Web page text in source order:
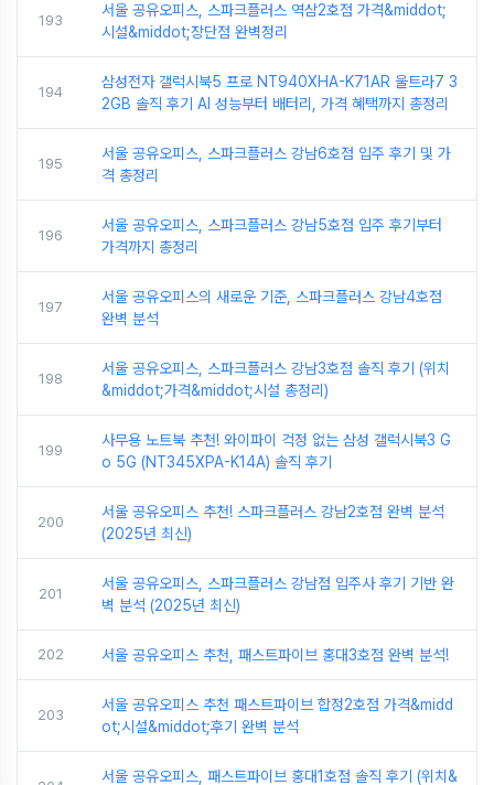
193
서울 공유오피스, 스파크플러스 역삼2호점 가격&middot;
시설&middot;장단점 완벽정리
194
삼성전자 갤럭시북5 프로 NT940XHA-K71AR 울트라7 3
2GB 솔직 후기 AI 성능부터 배터리, 가격 혜택까지 총정리
195
서울 공유오피스, 스파크플러스 강남6호점 입주 후기 및 가
격 총정리
196
서울 공유오피스, 스파크플러스 강남5호점 입주 후기부터
가격까지 총정리
197
서울 공유오피스의 새로운 기준, 스파크플러스 강남4호점
완벽 분석
198
서울 공유오피스, 스파크플러스 강남3호점 솔직 후기 (위치
&middot;가격&middot;시설 총정리)
199
사무용 노트북 추천! 와이파이 걱정 없는 삼성 갤럭시북3 G
o 5G (NT345XPA-K14A) 솔직 후기
200
서울 공유오피스 추천! 스파크플러스 강남2호점 완벽 분석
(2025년 최신)
201
서울 공유오피스, 스파크플러스 강남점 입주사 후기 기반 완
벽 분석 (2025년 최신)
202 서울 공유오피스 추천, 패스트파이브 홍대3호점 완벽 분석!
203
서울 공유오피스 추천 패스트파이브 합정2호점 가격&midd
ot;시설&middot;후기 완벽 분석
서울 공유오피스, 패스트파이브 홍대1호점 솔직 후기 (위치&